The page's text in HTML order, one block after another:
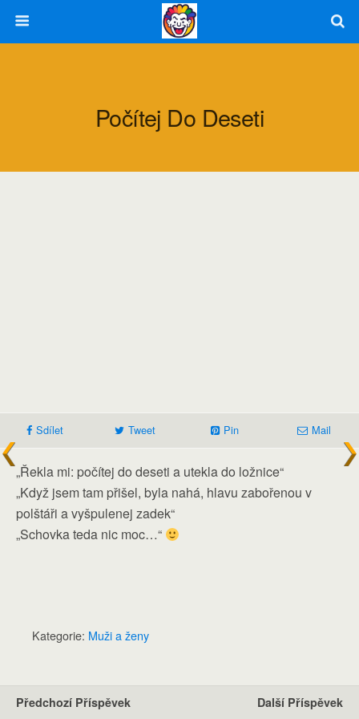
Počítej Do Deseti
Sdílet Tweet Pin Mail
„Řekla mi: počítej do deseti a utekla do ložnice“
„Když jsem tam přišel, byla nahá, hlavu zabořenou v
polštáři a vyšpulenej zadek“
„Schovka teda nic moc…“
Kategorie: Muži a ženy
Předchozí Příspěvek Další Příspěvek